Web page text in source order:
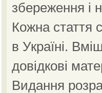
збереження і
Кожна стаття
в Україні.
довідкові
Видання